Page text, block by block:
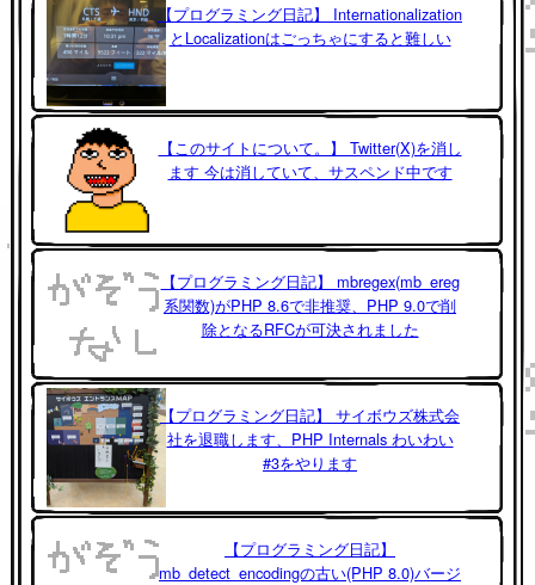
【プログラミング日記】 Internationalization
とLocalizationはごっちゃにすると難しい
【このサイトについて。】 Twitter(X)を消し
ます 今は消していて、サスペンド中です
【プログラミング日記】 mbregex(mb_ereg
系関数)がPHP 8.6で非推奨、PHP 9.0で削
除となるRFCが可決されました
【プログラミング日記】 サイボウズ株式会
社を退職します、PHP Internals わいわい
#3をやります
【プログラミング日記】
mb_detect_encodingの古い(PHP 8.0)バージ